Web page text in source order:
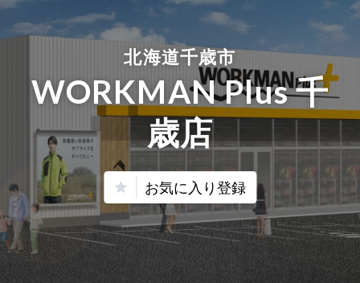
北海道千歳市
WORKMAN Plus 千
歳店
お気に入り登録